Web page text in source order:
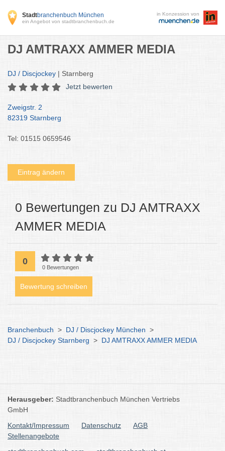
Stadtbranchenbuch München
ein Angebot von stadtbranchenbuch.de
in Konzession von
DJ AMTRAXX AMMER MEDIA
DJ / Discjockey | Starnberg
Jetzt bewerten
Zweigstr. 2
82319 Starnberg
Tel: 01515 0659546
Eintrag ändern
0 Bewertungen zu DJ AMTRAXX
AMMER MEDIA
0
0 Bewertungen
Bewertung schreiben
Branchenbuch > DJ / Discjockey München >
DJ / Discjockey Starnberg > DJ AMTRAXX AMMER MEDIA
Herausgeber: Stadtbranchenbuch München Vertriebs
GmbH
Kontakt/Impressum
Datenschutz
AGB
Stellenangebote